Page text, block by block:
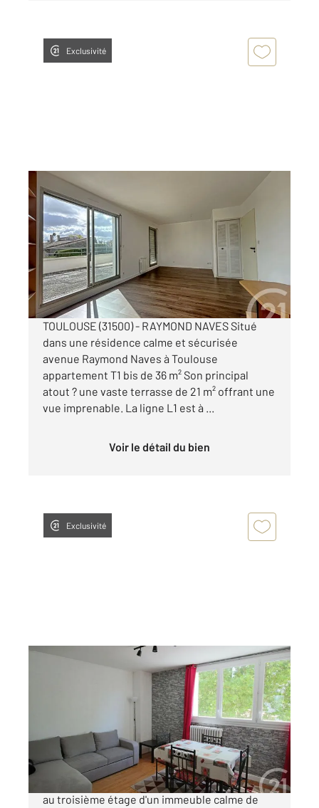
Exclusivité
TOULOUSE 31
35,84 m2, 2 pièces
Ref : 20273
Appartement T2 à vendre
172 000 €
Visiter le site dédié
TOULOUSE (31500) - RAYMOND NAVES Situé
dans une résidence calme et sécurisée
avenue Raymond Naves à Toulouse
appartement T1 bis de 36 m² Son principal
atout ? une vaste terrasse de 21 m² offrant une
vue imprenable. La ligne L1 est à ...
Voir le détail du bien
Exclusivité
Appartement F4 à vendre
183 000 €
TOULOUSE - 31500 - Château de l 'Hers. Nichée
au troisième étage d'un immeuble calme de